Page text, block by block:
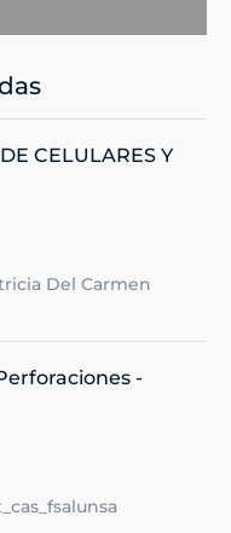
CELULARES Y
Del Carmen
-